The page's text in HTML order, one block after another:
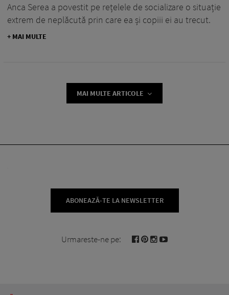
Anca Serea a povestit pe rețelele de socializare o situație
extrem de neplăcută prin care ea și copiii ei au trecut.
+ MAI MULTE
MAI MULTE ARTICOLE
ABONEAZĂ-TE LA NEWSLETTER
Urmareste-ne pe: